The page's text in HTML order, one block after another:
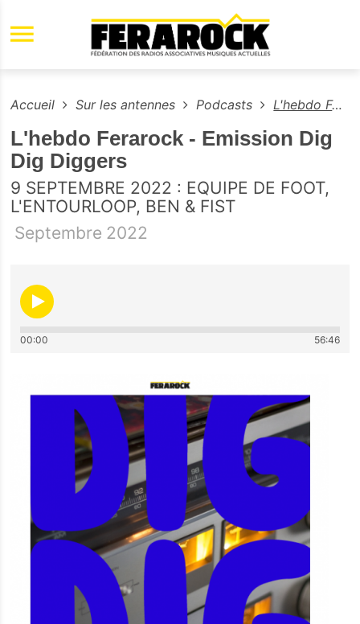
Aller au contenu principal
Accueil Sur les antennes Podcasts L'hebdo Ferarock - Emission Dig Dig Diggers
L'hebdo Ferarock - Emission Dig
Dig Diggers
9 SEPTEMBRE 2022 : EQUIPE DE FOOT,
L'ENTOURLOOP, BEN & FIST
Septembre 2022
00:00 56:46